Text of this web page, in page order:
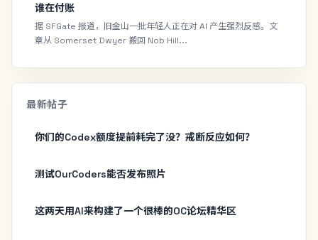
谁在付账
据 SFGate 报道，旧金山一批年轻人正在对 AI 产生强烈反感。文
章从 Somerset Dwyer 搬回 Nob Hill...
最新帖子
你们的Codex额度提前耗完了没？戒断反应如何？
测试OurCoders能否发布照片
这两天用AI来构建了一个很棒的OC论坛精华区